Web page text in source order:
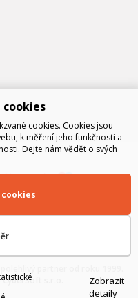
CyberSoft s.r.o.
cookies. Cookies jsou
k měření jeho funkčnosti a
Dejte nám vědět o svých
cookies
Zobrazit
detaily